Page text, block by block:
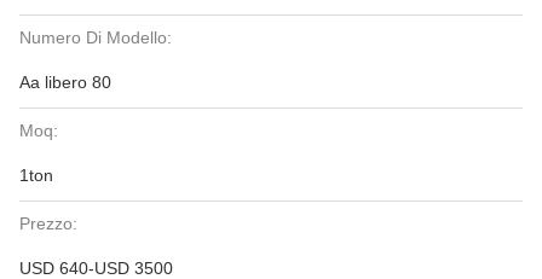
Numero Di Modello:
Aa libero 80
Moq:
1ton
Prezzo:
USD 640-USD 3500